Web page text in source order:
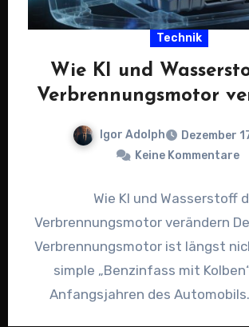
Technik
Wie KI und
Verbrennungsmotor
Igor Adolph
Dezember
Keine Kommentare
Wie KI und Wasserstoff
Verbrennungsmotor verändern
Verbrennungsmotor ist längst
simple „Benzinfass mit
Anfangsjahren des